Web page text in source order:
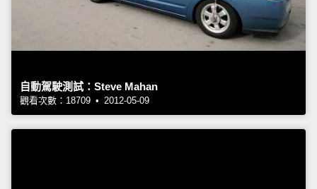
自動駕駛測試：Steve Mahan
觀看次數：18709 • 2012-05-09